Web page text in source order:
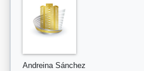
Andreina Sánchez